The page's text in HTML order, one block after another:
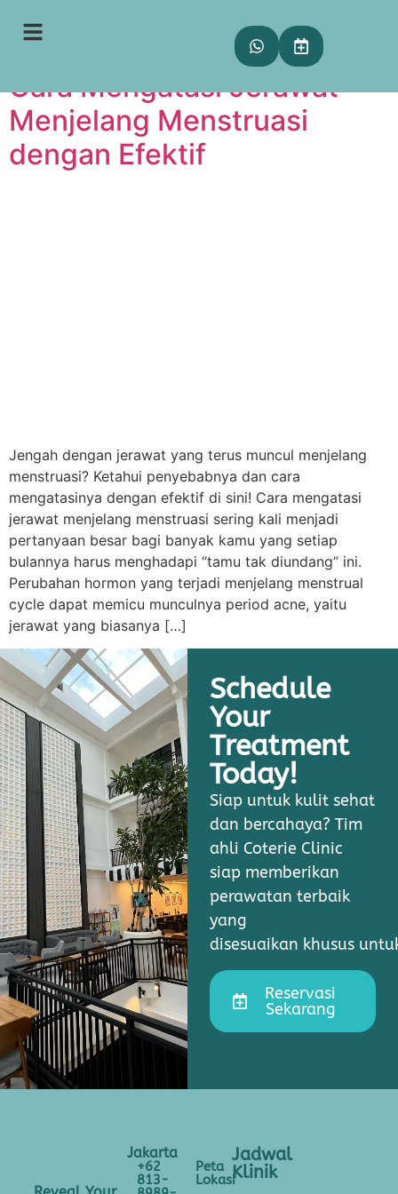
Tag: period acne
Cara Mengatasi Jerawat
Menjelang Menstruasi
dengan Efektif
Jengah dengan jerawat yang terus muncul menjelang
menstruasi? Ketahui penyebabnya dan cara
mengatasinya dengan efektif di sini! Cara mengatasi
jerawat menjelang menstruasi sering kali menjadi
pertanyaan besar bagi banyak kamu yang setiap
bulannya harus menghadapi “tamu tak diundang” ini.
Perubahan hormon yang terjadi menjelang menstrual
cycle dapat memicu munculnya period acne, yaitu
jerawat yang biasanya […]
Schedule
Your
Treatment
Today!
Siap untuk kulit sehat
dan bercahaya? Tim
ahli Coterie Clinic
siap memberikan
perawatan terbaik
yang
disesuaikan khusus
Reservasi
Sekarang
Jakarta
+62
813-
Peta
Lokasi
Jadwal
Klinik